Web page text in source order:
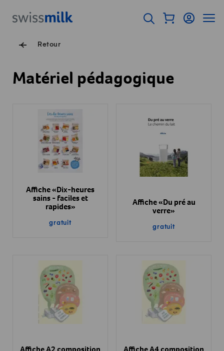
Ouvrir l'onglet de
Afficher mon
Connexion
Retour
Matériel pédagogique
Affiche «Dix-heures
sains - faciles et
rapides»
gratuit
Affiche «Du pré au
verre»
gratuit